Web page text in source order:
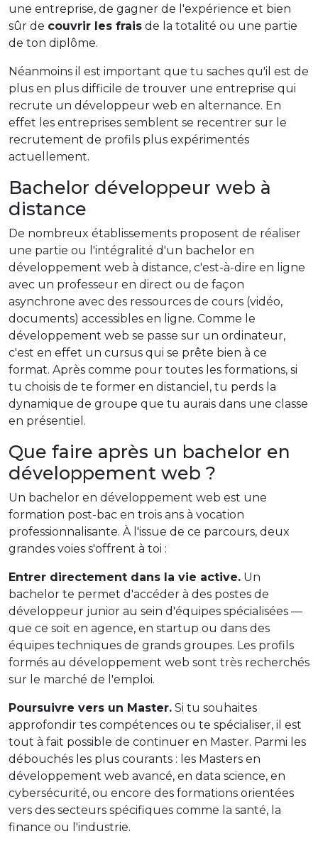
une entreprise, de gagner de l'expérience et bien
sûr de couvrir les frais de la totalité ou une partie
de ton diplôme.
Néanmoins il est important que tu saches qu'il est de
plus en plus difficile de trouver une entreprise qui
recrute un développeur web en alternance. En
effet les entreprises semblent se recentrer sur le
recrutement de profils plus expérimentés
actuellement.
Bachelor développeur web à
distance
De nombreux établissements proposent de réaliser
une partie ou l'intégralité d'un bachelor en
développement web à distance, c'est-à-dire en ligne
avec un professeur en direct ou de façon
asynchrone avec des ressources de cours (vidéo,
documents) accessibles en ligne. Comme le
développement web se passe sur un ordinateur,
c'est en effet un cursus qui se prête bien à ce
format. Après comme pour toutes les formations, si
tu choisis de te former en distanciel, tu perds la
dynamique de groupe que tu aurais dans une classe
en présentiel.
Que faire après un bachelor en
développement web ?
Un bachelor en développement web est une
formation post-bac en trois ans à vocation
professionnalisante. À l'issue de ce parcours, deux
grandes voies s'offrent à toi :
Entrer directement dans la vie active. Un
bachelor te permet d'accéder à des postes de
développeur junior au sein d'équipes spécialisées —
que ce soit en agence, en startup ou dans des
équipes techniques de grands groupes. Les profils
formés au développement web sont très recherchés
sur le marché de l'emploi.
Poursuivre vers un Master. Si tu souhaites
approfondir tes compétences ou te spécialiser, il est
tout à fait possible de continuer en Master. Parmi les
débouchés les plus courants : les Masters en
développement web avancé, en data science, en
cybersécurité, ou encore des formations orientées
vers des secteurs spécifiques comme la santé, la
finance ou l'industrie.